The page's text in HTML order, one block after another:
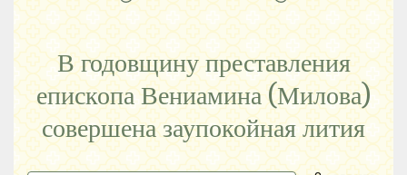
В годовщину преставления
епископа Вениамина (Милова)
совершена заупокойная лития